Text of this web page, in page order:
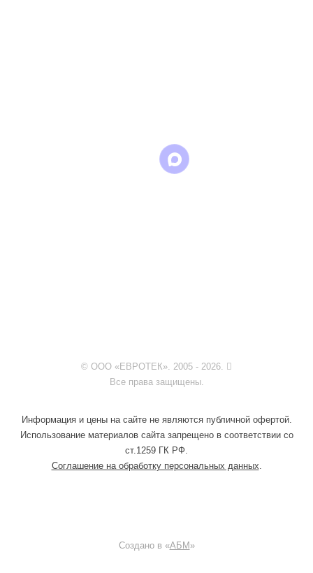
© ООО «ЕВРОТЕК». 2005 - 2026.
Все права защищены.
Информация и цены на сайте не являются публичной офертой.
Использование материалов сайта запрещено в соответствии со
ст.1259 ГК РФ.
Соглашение на обработку персональных данных
Создано в «АБМ »